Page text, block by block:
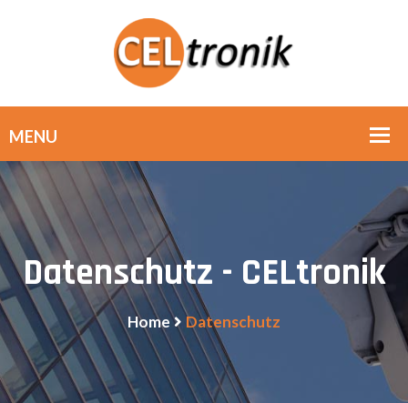
Datenschutz - CELtronik
Home Datenschutz